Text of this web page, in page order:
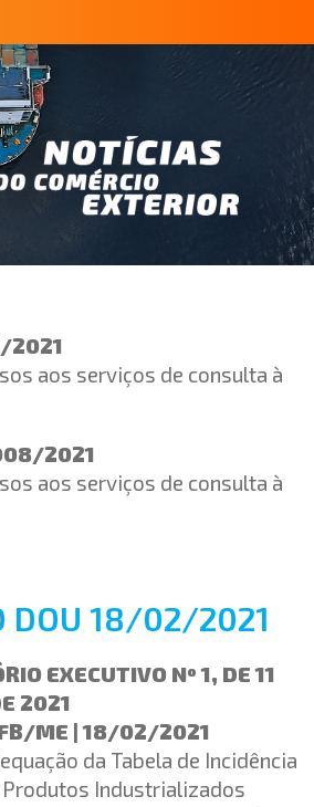
2021
aos serviços de consulta à
2021
aos serviços de consulta à
DOU 18/02/2021
EXECUTIVO Nº 1, DE 11
2021
ME | 18/02/2021
da Tabela de Incidência
Industrializados